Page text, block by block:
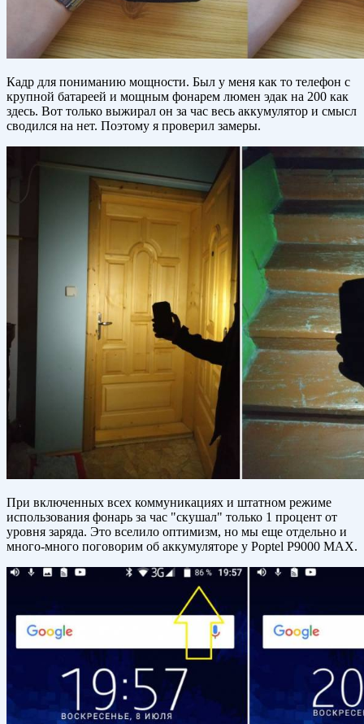
Кадр для пониманию мощности. Был у меня как то телефон с
крупной батареей и мощным фонарем люмен эдак на 200 как
здесь. Вот только выжирал он за час весь аккумулятор и смысл
сводился на нет. Поэтому я проверил замеры.
При включенных всех коммуникациях и штатном режиме
использования фонарь за час "скушал" только 1 процент от
уровня заряда. Это вселило оптимизм, но мы еще отдельно и
много-много поговорим об аккумуляторе у Poptel P9000 MAX.